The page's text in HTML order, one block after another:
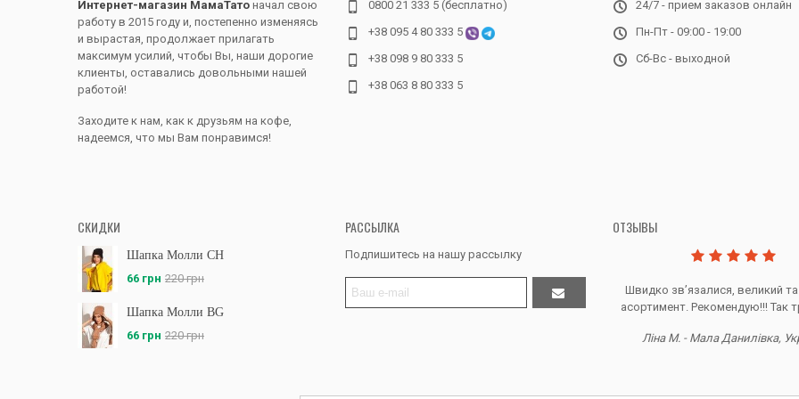
Интернет-магазин МамаТато начал свою
работу в 2015 году и, постепенно изменяясь
и вырастая, продолжает прилагать
максимум усилий, чтобы Вы, наши дорогие
клиенты, оставались довольными нашей
работой!
Заходите к нам, как к друзьям на кофе,
надеемся, что мы Вам понравимся!
0800 21 333 5 (бесплатно)
+38 095 4 80 333 5
+38 098 9 80 333 5
+38 063 8 80 333 5
24/7 - прием заказов онлайн
Пн-Пт - 09:00 - 19:00
Сб-Вс - выходной
СКИДКИ
Шапка Молли CH
66 грн 220 грн
Шапка Молли BG
66 грн 220 грн
РАССЫЛКА
Подпишитесь на нашу рассылку
ОТЗЫВЫ
Дякую за все, продавець супер.
Швидко звʼязалися, великий та
асортимент. Рекомендую!!! Так
Ліна М. - Мала Данилівка,